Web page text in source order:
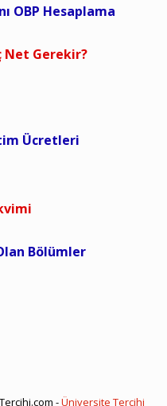
OBP Hesaplama
Net Gerekir?
Ücretleri
Bölümler
-Üniversite Tercihi